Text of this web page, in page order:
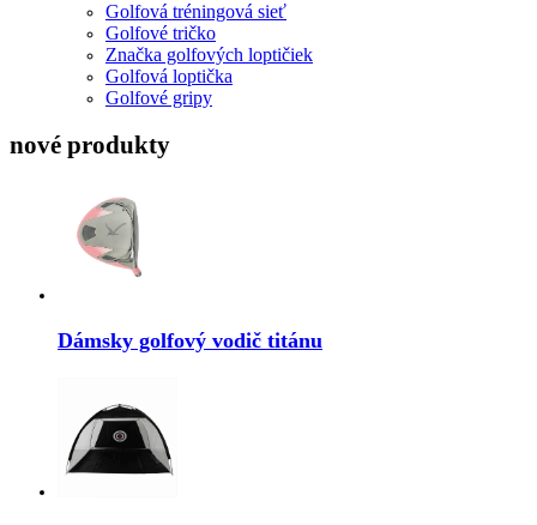
Golfová tréningová sieť
Golfové tričko
Značka golfových loptičiek
Golfová loptička
Golfové gripy
nové produkty
Dámsky golfový vodič titánu